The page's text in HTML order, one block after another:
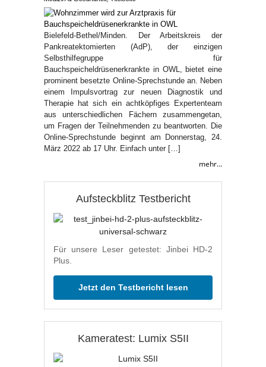
Bielefeld-Bethel/Minden. Der Arbeitskreis der
Pankreatektomierten (AdP), der einzigen
Selbsthilfegruppe für
Bauchspeicheldrüsenerkrankte in OWL, bietet eine
prominent besetzte Online-Sprechstunde an. Neben
einem Impulsvortrag zur neuen Diagnostik und
Therapie hat sich ein achtköpfiges Expertenteam
aus unterschiedlichen Fächern zusammengetan,
um Fragen der Teilnehmenden zu beantworten. Die
Online-Sprechstunde beginnt am Donnerstag, 24.
März 2022 ab 17 Uhr. Einfach unter […]
mehr...
Aufsteckblitz Testbericht
Für unsere Leser getestet: Jinbei HD-2
Plus.
Jetzt den Testbericht lesen
Kameratest: Lumix S5II